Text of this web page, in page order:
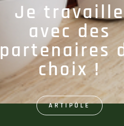
Je travaille
avec des
partenaires
choix !
ARTIPÔLE